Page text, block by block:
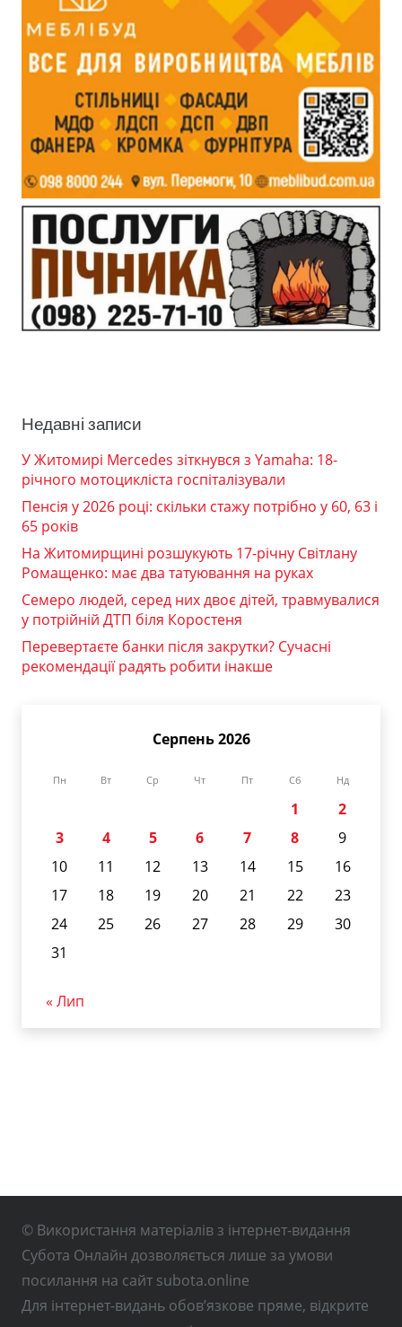
Недавні записи
У Житомирі Mercedes зіткнувся з Yamaha: 18-
річного мотоцикліста госпіталізували
Пенсія у 2026 році: скільки стажу потрібно у 60, 63 і
65 років
На Житомирщині розшукують 17-річну Світлану
Ромащенко: має два татуювання на руках
Семеро людей, серед них двоє дітей, травмувалися
у потрійній ДТП біля Коростеня
Перевертаєте банки після закрутки? Сучасні
рекомендації радять робити інакше
Серпень 2026
Пн Вт Ср Чт Пт Сб Нд
1
2
3
4 5 6 7 8
9
10
11 12 13 14 15
16
17
18 19 20 21 22
23
24
25 26 27 28 29
30
31
« Лип
© Використання матеріалів з інтернет-видання
Субота Онлайн дозволяється лише за умови
посилання на сайт subota.online
Для інтернет-видань обов’язкове пряме, відкрите